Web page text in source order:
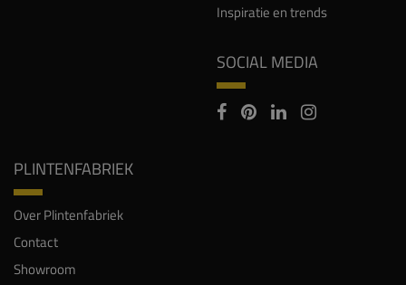
Inspiratie en trends
SOCIAL MEDIA
PLINTENFABRIEK
Over Plintenfabriek
Contact
Showroom